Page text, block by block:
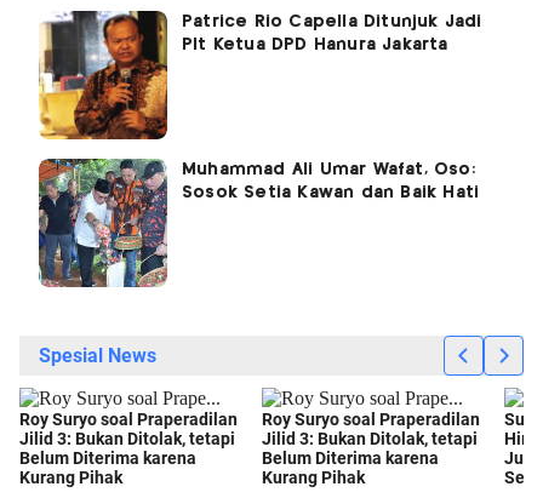
Patrice Rio Capella Ditunjuk Jadi
Plt Ketua DPD Hanura Jakarta
Muhammad Ali Umar Wafat, Oso:
Sosok Setia Kawan dan Baik Hati